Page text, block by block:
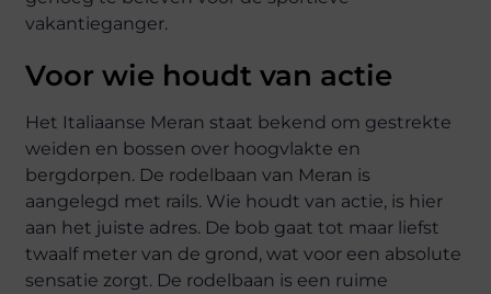
vakantieganger.
Voor wie houdt van actie
Het Italiaanse Meran staat bekend om gestrekte
weiden en bossen over hoogvlakte en
bergdorpen. De rodelbaan van Meran is
aangelegd met rails. Wie houdt van actie, is hier
aan het juiste adres. De bob gaat tot maar liefst
twaalf meter van de grond, wat voor een absolute
sensatie zorgt. De rodelbaan is een ruime